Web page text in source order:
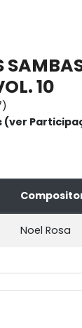
10
(ver
Noel Rosa